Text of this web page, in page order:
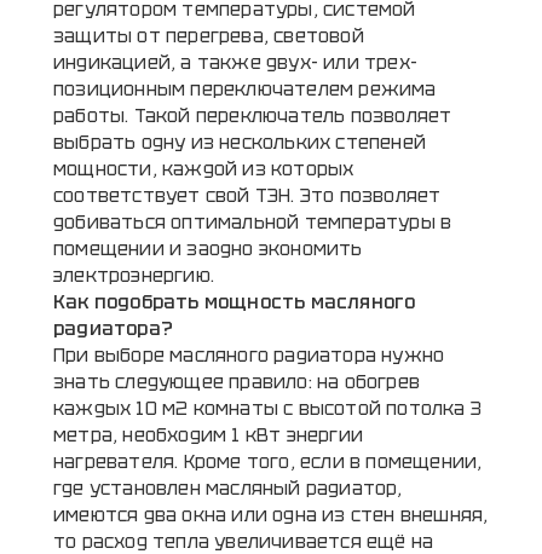
регулятором температуры, системой
защиты от перегрева, световой
индикацией, а также двух- или трех-
позиционным переключателем режима
работы. Такой переключатель позволяет
выбрать одну из нескольких степеней
мощности, каждой из которых
соответствует свой ТЭН. Это позволяет
добиваться оптимальной температуры в
помещении и заодно экономить
электроэнергию.
Как подобрать мощность масляного
радиатора?
При выборе масляного радиатора нужно
знать следующее правило: на обогрев
каждых 10 м2 комнаты с высотой потолка 3
метра, необходим 1 кВт энергии
нагревателя. Кроме того, если в помещении,
где установлен масляный радиатор,
имеются два окна или одна из стен внешняя,
то расход тепла увеличивается ещё на